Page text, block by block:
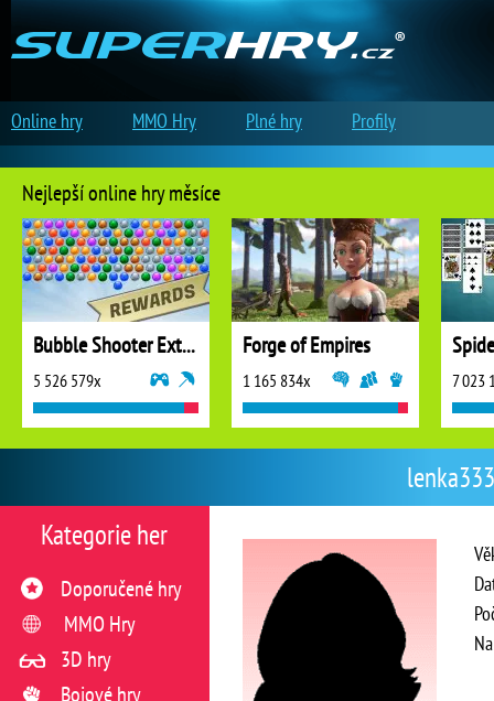
Kategorie her
Doporučené hry
MMO Hry
3D hry
Bojové hry
Nejlepší online hry měsíce
Bubble Shooter Extreme
5 526 579x
Forge of Empires
1 165 834x 7 023
Online hry MMO Hry Plné hry Profily